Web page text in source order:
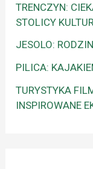
TRENCZYN:
STOLICY
JESOLO:
PILICA:
TURYSTYKA
INSPIROWANE